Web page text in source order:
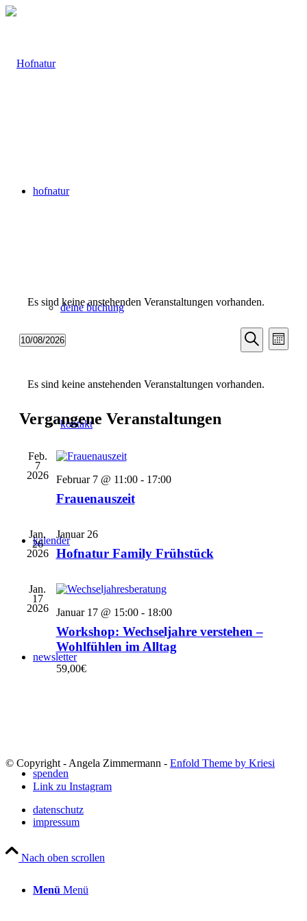
hofnatur
deine buchung
kontakt
kalender
newsletter
spenden
Menü Menü
Es sind keine anstehenden Veranstaltungen vorhanden.
Suche
Suche
Monat
10/08/2026
von
Es sind keine anstehenden Veranstaltungen vorhanden.
Vergangene Veranstaltungen
Feb.
7
2026
Februar 7 @ 11:00- 17:00
Frauenauszeit
Jan.
26
2026
Januar 26
Hofnatur Family Frühstück
Jan.
17
2026
Januar 17 @ 15:00- 18:00
Workshop: Wechseljahre verstehen –
Wohlfühlen im Alltag
59,00€
© Copyright - Angela Zimmermann - Enfold Theme by Kriesi
Link zu Instagram
datenschutz
impressum
Nach oben scrollen